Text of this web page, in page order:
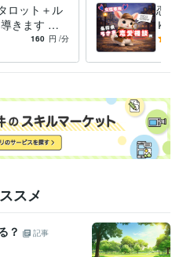
在
〜ランド 2025年5月 ~ 現在
年8月にプラチナランクに
2026年2月、販売件数500件達成！
ロット＋ル
きます 恋
愛/片想い…
160 円 /分
恋愛
Ｋ
女性
スメ
？
記事